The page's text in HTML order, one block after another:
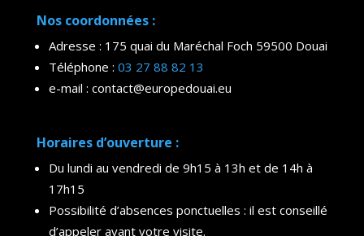
Nos coordonnées :
Adresse : 175 quai du Maréchal Foch 59500 Douai
Téléphone : 03 27 88 82 13
e-mail : contact@europedouai.eu
Horaires d’ouverture :
Du lundi au vendredi de 9h15 à 13h et de 14h à
17h15
Possibilité d’absences ponctuelles : il est conseillé
d’appeler avant votre visite.